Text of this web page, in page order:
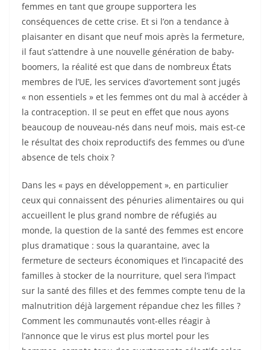
femmes en tant que groupe supportera les
conséquences de cette crise. Et si l’on a tendance à
plaisanter en disant que neuf mois après la fermeture,
il faut s’attendre à une nouvelle génération de baby-
boomers, la réalité est que dans de nombreux États
membres de l’UE, les services d’avortement sont jugés
« non essentiels » et les femmes ont du mal à accéder à
la contraception. Il se peut en effet que nous ayons
beaucoup de nouveau-nés dans neuf mois, mais est-ce
le résultat des choix reproductifs des femmes ou d’une
absence de tels choix ?
Dans les « pays en développement », en particulier
ceux qui connaissent des pénuries alimentaires ou qui
accueillent le plus grand nombre de réfugiés au
monde, la question de la santé des femmes est encore
plus dramatique : sous la quarantaine, avec la
fermeture de secteurs économiques et l’incapacité des
familles à stocker de la nourriture, quel sera l’impact
sur la santé des filles et des femmes compte tenu de la
malnutrition déjà largement répandue chez les filles ?
Comment les communautés vont-elles réagir à
l’annonce que le virus est plus mortel pour les